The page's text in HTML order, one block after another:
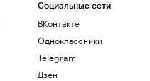
Социальные сети
ВКонтакте
Одноклассники
Telegram
Дзен